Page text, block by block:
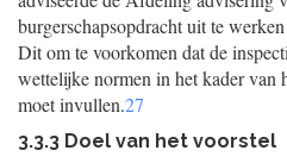
burgerschapsopdracht uit te
Dit om te voorkomen dat de
wettelijke normen in het kader van
moet invullen.27
3.3.3 Doel van het voorstel